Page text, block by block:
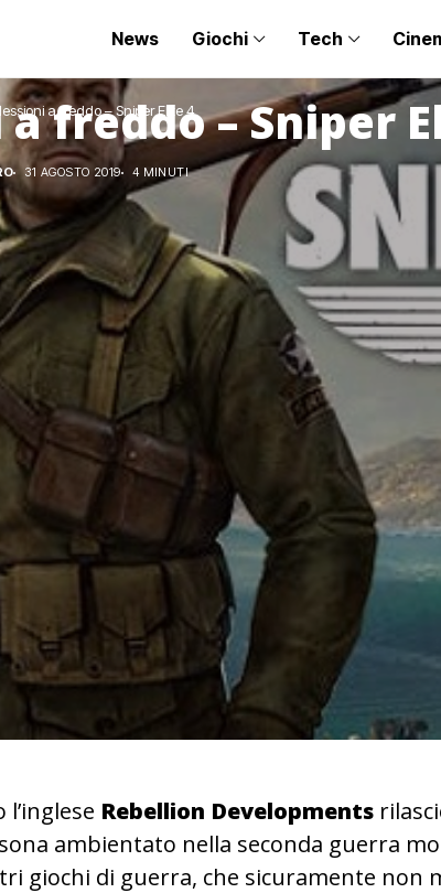
News Giochi Tech
a freddo – Sniper Elite 4
freddo – Sniper
31 AGOSTO 2019 4 MINUTI
l’inglese Rebellion Developments
ambientato nella seconda guerra
giochi di guerra, che sicuramente non